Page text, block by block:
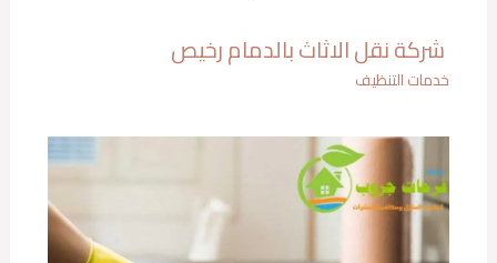
شركة نقل الاثاث بالدمام رخيص
خدمات التنظيف